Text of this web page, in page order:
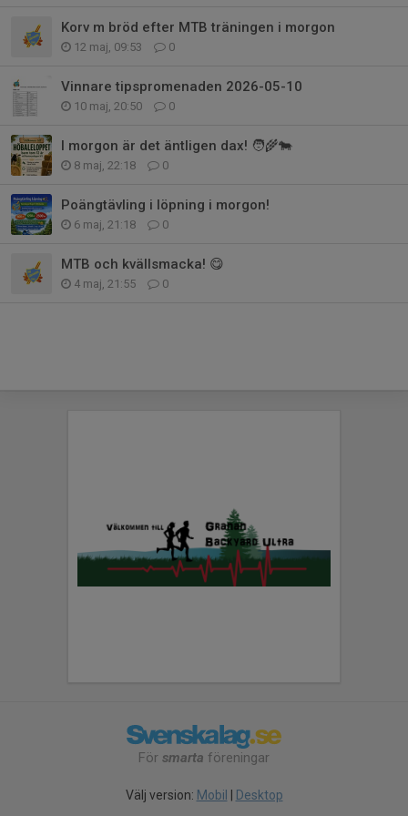
Korv m bröd efter MTB träningen i morgon
12 maj, 09:53 0
Vinnare tipspromenaden 2026-05-10
10 maj, 20:50 0
I morgon är det äntligen dax! 🧑‍🌾🐄
8 maj, 22:18 0
Poängtävling i löpning i morgon!
6 maj, 21:18 0
MTB och kvällsmacka! 😋
4 maj, 21:55 0
För smarta föreningar
Välj version: Mobil Desktop